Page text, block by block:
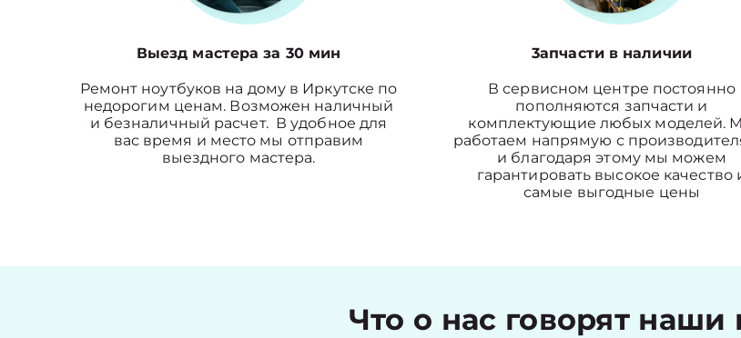
Выезд мастера за 30 мин
Ремонт ноутбуков на дому в Иркутске по
недорогим ценам. Возможен наличный
и безналичный расчет. В удобное для
вас время и место мы отправим
выездного мастера.
3апчасти в наличии
В сервисном центре постоянно
пополняются запчасти и
комплектующие любых моделей.
работаем напрямую с
и благодаря этому мы можем
гарантировать высокое качество
самые выгодные цены
Что о нас говорят наши